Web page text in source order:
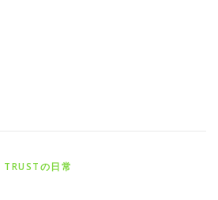
TRUSTの日常